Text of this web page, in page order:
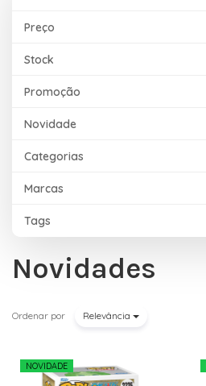
Preço
Stock
Promoção
Novidade
Categorias
Marcas
Tags
Novidades
Ordenar por Relevância
NOVIDADE